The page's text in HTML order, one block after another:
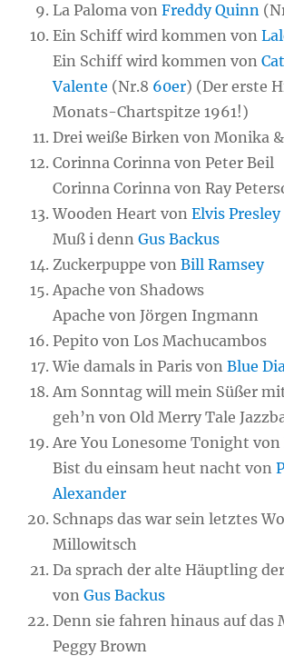
La Paloma vonFreddy Quinn
Ein Schiff wird kommen von
Ein Schiff wird kommen von
Valente (Nr.8 60er) (Der erste
Monats-Chartspitze 1961!)
Drei weiße Birken von Monika
Corinna Corinna von Peter Beil
Corinna Corinna von Ray
Wooden Heart vonElvis Presley
Muß i dennGus Backus
Zuckerpuppe vonBill Ramsey
Apache von Shadows
Apache von Jörgen Ingmann
Pepito von Los Machucambos
Wie damals in Paris vonBlue
Am Sonntag will mein Süßer
geh’n von Old Merry Tale
Are You Lonesome Tonight von
Bist du einsam heut nacht von
Alexander
Schnaps das war sein letztes
Millowitsch
Da sprach der alte Häuptling
vonGus Backus
Denn sie fahren hinaus auf das
Peggy Brown